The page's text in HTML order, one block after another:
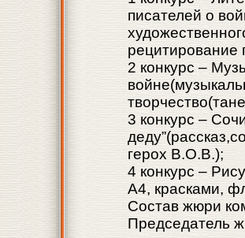
писателей о
рецитирование
2 конкурс –
3 конкурс –
герох В.О.В.);
4 конкурс –
А4, красками,
Состав жюри
Председатель